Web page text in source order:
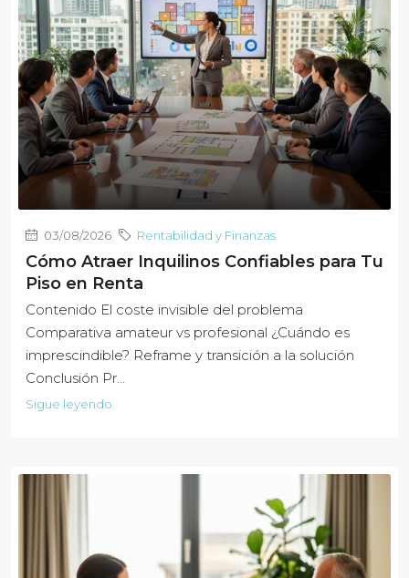
03/08/2026 Rentabilidad y Finanzas
Cómo Atraer Inquilinos Confiables para Tu
Piso en Renta
Contenido El coste invisible del problema
Comparativa amateur vs profesional ¿Cuándo es
imprescindible? Reframe y transición a la solución
Conclusión Pr…
Sigue leyendo